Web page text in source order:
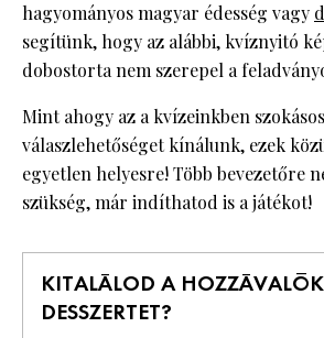
hagyományos magyar édesség vagy
segítünk, hogy az alábbi, kvíznyitó
dobostorta nem szerepel a
Mint ahogy az a kvízeinkben
válaszlehetőséget kínálunk, ezek
egyetlen helyesre! Több bevezetőre
szükség, már indíthatod is a játékot!
KITALÁLOD A
DESSZERTET?